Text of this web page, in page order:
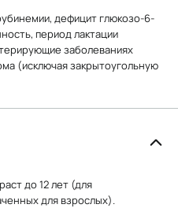
дефицит глюкозо-6-
период лактации
заболеваниях
(исключая закрытоугольную
до 12 лет (для
для взрослых).